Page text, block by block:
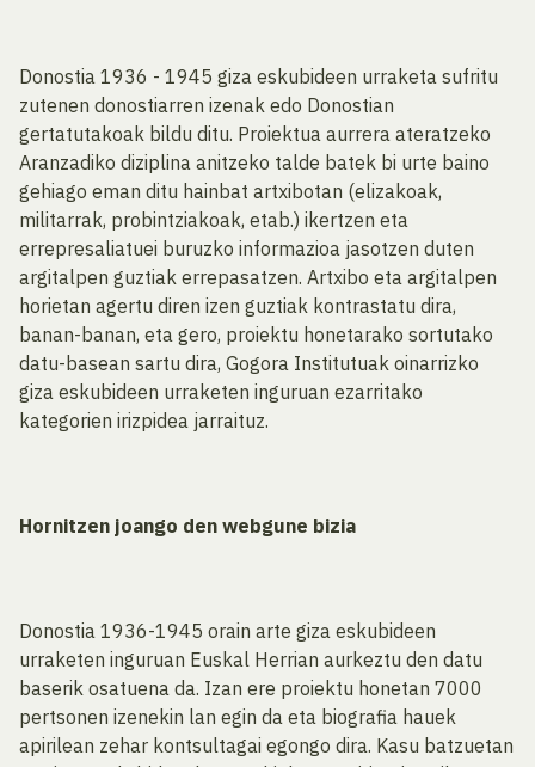
Donostia 1936 - 1945 giza eskubideen urraketa sufritu
zutenen donostiarren izenak edo Donostian
gertatutakoak bildu ditu. Proiektua aurrera ateratzeko
Aranzadiko diziplina anitzeko talde batek bi urte baino
gehiago eman ditu hainbat artxibotan (elizakoak,
militarrak, probintziakoak, etab.) ikertzen eta
errepresaliatuei buruzko informazioa jasotzen duten
argitalpen guztiak errepasatzen. Artxibo eta argitalpen
horietan agertu diren izen guztiak kontrastatu dira,
banan-banan, eta gero, proiektu honetarako sortutako
datu-basean sartu dira, Gogora Institutuak oinarrizko
giza eskubideen urraketen inguruan ezarritako
kategorien irizpidea jarraituz.
Hornitzen joango den webgune bizia
Donostia 1936-1945 orain arte giza eskubideen
urraketen inguruan Euskal Herrian aurkeztu den datu
baserik osatuena da. Izan ere proiektu honetan 7000
pertsonen izenekin lan egin da eta biografia hauek
apirilean zehar kontsultagai egongo dira. Kasu batzuetan